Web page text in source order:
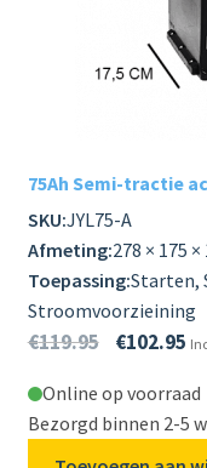
75Ah Semi-tractie
SKU:JYL75-A
Afmeting:278 × 175
Toepassing:Starten,
Stroomvoorzieining
€119.95 €102.95
Online op voorraad
Bezorgd binnen 2-5